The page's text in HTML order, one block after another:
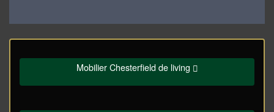
Mobilier Chesterfield de living